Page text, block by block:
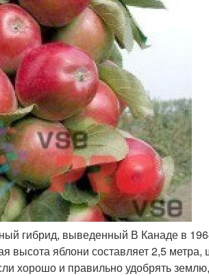
гибрид, выведенный В Канаде в
высота яблони составляет 2,5
хорошо и правильно удобрять